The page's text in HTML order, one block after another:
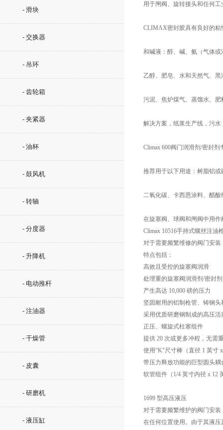
- 滑块
- 交换器
- 吊环
- 齿轮箱
- 夹紧器
- 油杯
- 鼓风机
- 转轴
- 分度器
- 升降机
- 电动推杆
- 注油器
- 干燥管
- 皮囊
- 研磨机
- 液压缸
用于闸阀、旋转接头和任何
CLIMAX密封胶具有良好的粘
和碱液：醇、碱、氨（气体
乙醇、肥皂、水和天然气、
污泥、焦炉煤气、蒸馏水、
解决方案，纸浆生产线，污水
Climax 600阀门润滑剂/密封
推荐用于以下用途：树脂铝
二氧化碳、卡西恩涂料、醋
在旋塞阀、球阀和闸阀中用
Climax 10516手持式螺丝注油
对于需要频繁维修的阀门安装
特点包括：
高效且受控的旋塞阀润滑
处理重的旋塞阀润滑剂/密封剂
产生高达 10,000 磅的压力
坚固耐用的铝制枪管、铸钢头
采用优质研磨钢制成的高压活
正压、螺旋式柱塞组件
提供 20 次或更多冲程，无需
使用“K"尺寸棒（直径 1 英寸
带压力释放功能的巨型圆头耦
软管组件（1/4 英寸内径 x 12
1699 型高压液压
对于需要频繁维护的阀门安装
在任何位置使用。由于其液